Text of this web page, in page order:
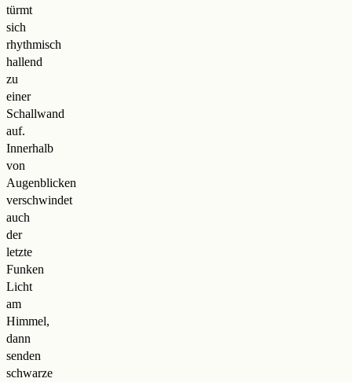
türmt
sich
rhythmisch
hallend
zu
einer
Schallwand
auf.
Innerhalb
von
Augenblicken
verschwindet
auch
der
letzte
Funken
Licht
am
Himmel,
dann
senden
schwarze